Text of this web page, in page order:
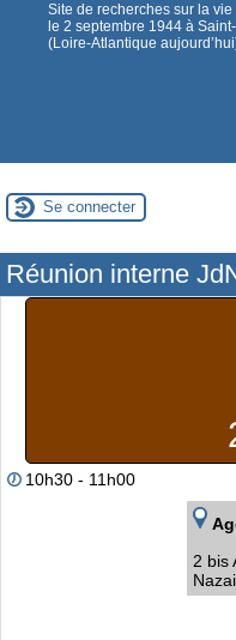
Site de recherches sur la
le 2 septembre 1944 à
(Loire-Atlantique
Se connecter
Réunion interne
10h30 - 11h00
2 bis